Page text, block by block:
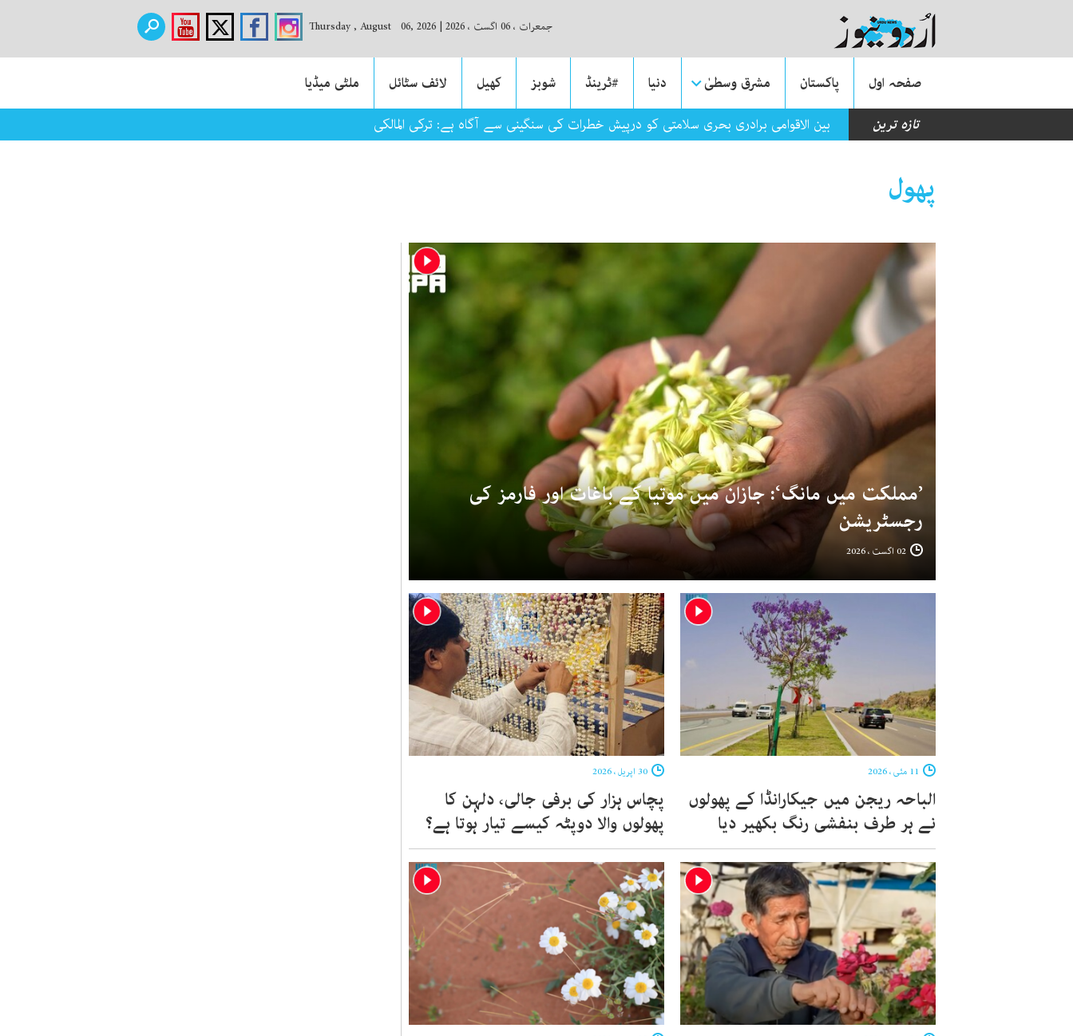
جمعرات ، 06 اگست ، 2026 |
Thursday , August 06, 2026
صفحہ اول پاکستان مشرق وسطیٰ دنیا #ٹرینڈ شوبز کھیل لائف سٹائل
ملٹی میڈیا
تازہ ترین
بین الاقوامی برادری بحری سلامتی کو درپیش خطرات کی سنگینی سے آگاہ ہے: ترکی المالکی
پھول
’مملکت میں مانگ‘: جازان میں موتیا کے باغات اور فارمز کی
رجسٹریشن
الباحہ ریجن میں جیکارانڈا کے پھولوں
نے ہر طرف بنفشی رنگ بکھیر دیا
پچاس ہزار کی برفی جالی، دلہن کا
پھولوں والا دوپٹہ کیسے تیار ہوتا ہے؟